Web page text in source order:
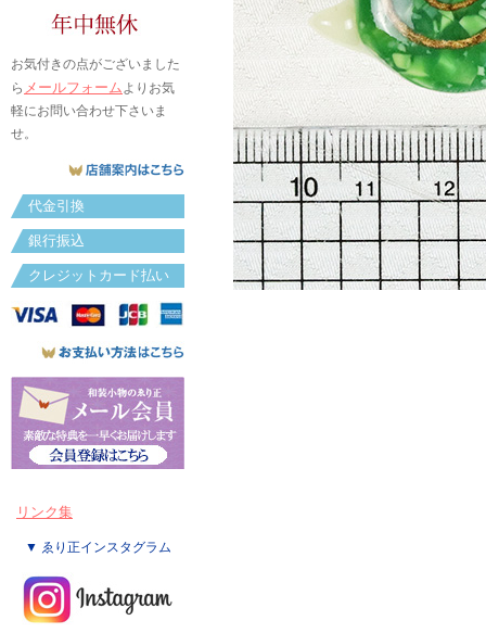
お気付きの点がございました
ら メールフォームよりお気
軽にお問い合わせ下さいま
せ。
代金引換
銀行振込
クレジットカード払い
リンク集
▼ ゑり正インスタグラム